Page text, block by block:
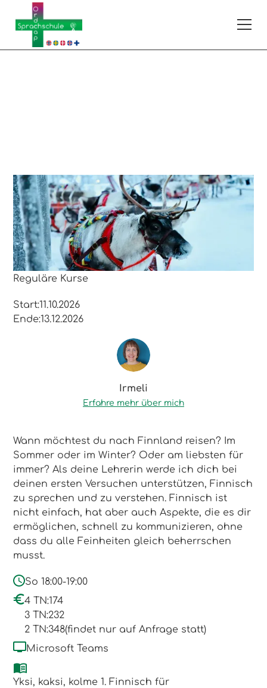
Finnisch
263FIA103
A1.I–Anfänger ohne Vorkenntnisse
Reguläre Kurse
Start:11.10.2026
Ende:13.12.2026
Irmeli
Erfahre mehr über mich
Wann möchtest du nach Finnland reisen? Im
Sommer oder im Winter? Oder am liebsten für
immer? Als deine Lehrerin werde ich dich bei
deinen ersten Versuchen unterstützen, Finnisch
zu sprechen und zu verstehen. Finnisch ist
nicht einfach, hat aber auch Aspekte, die es dir
ermöglichen, schnell zu kommunizieren, ohne
dass du alle Feinheiten gleich beherrschen
musst.
So 18:00-19:00
4 TN:174
3 TN:232
2 TN:348(findet nur auf Anfrage statt)
Microsoft Teams
Yksi, kaksi, kolme 1. Finnisch für